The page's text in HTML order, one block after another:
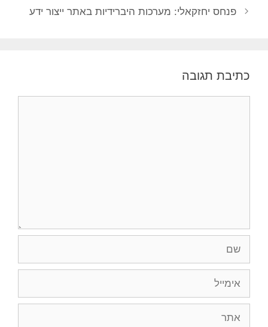
פנחס יחזקאלי: מערכות היברידיות באתר ייצור ידע
כתיבת תגובה